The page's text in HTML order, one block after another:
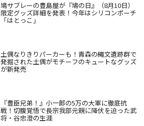
鳩サブレーの豊島屋が『鳩の日』（8月10日）
限定グッズ詳細を発表！今年はシリコンポーチ
「はとっこ」
土偶なりきりパーカーも！青森の縄文遺跡群で
発掘された土偶がモチーフのキュートなグッズ
が新発売
『豊臣兄弟！』小一郎の5万の大軍に徹底抗
戦！切腹覚悟で長宗我部元親に降伏を迫った武
将・谷忠澄の生涯